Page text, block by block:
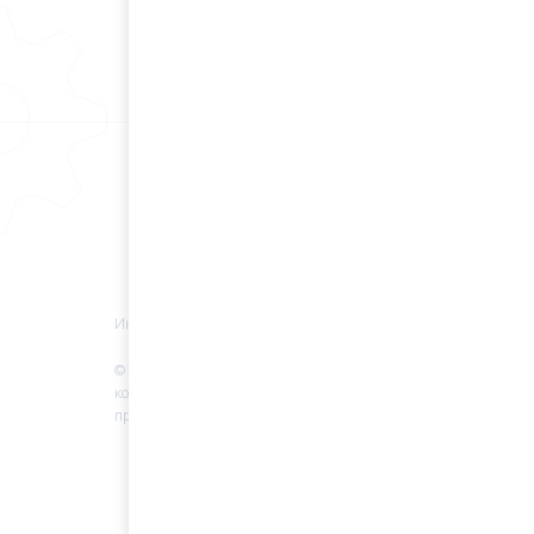
© 2022 Все права защищены. Любое
копирование материалов без разрешение
правообладателя запрещено.
Информация